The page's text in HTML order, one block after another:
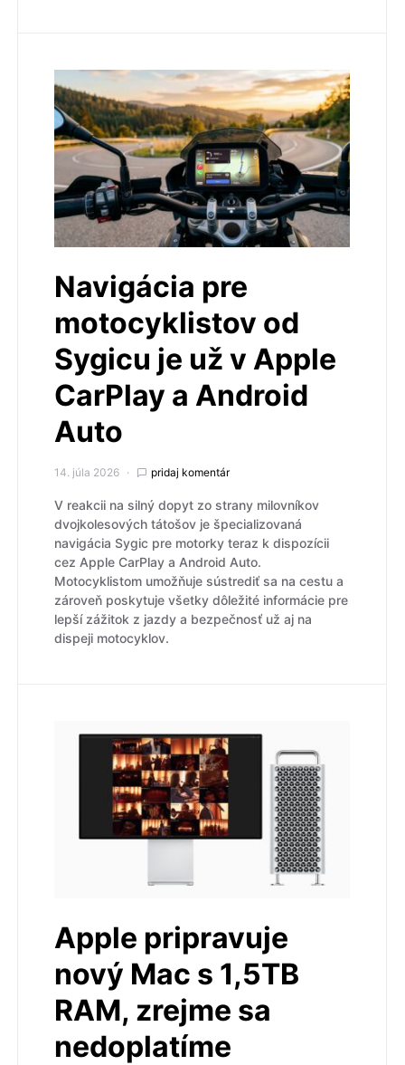
Navigácia pre
motocyklistov od
Sygicu je už v Apple
CarPlay a Android
Auto
14. júla 2026 pridaj komentár
V reakcii na silný dopyt zo strany milovníkov
dvojkolesových tátošov je špecializovaná
navigácia Sygic pre motorky teraz k dispozícii
cez Apple CarPlay a Android Auto.
Motocyklistom umožňuje sústrediť sa na cestu a
zároveň poskytuje všetky dôležité informácie pre
lepší zážitok z jazdy a bezpečnosť už aj na
dispeji motocyklov.
Apple pripravuje
nový Mac s 1,5TB
RAM, zrejme sa
nedoplatíme